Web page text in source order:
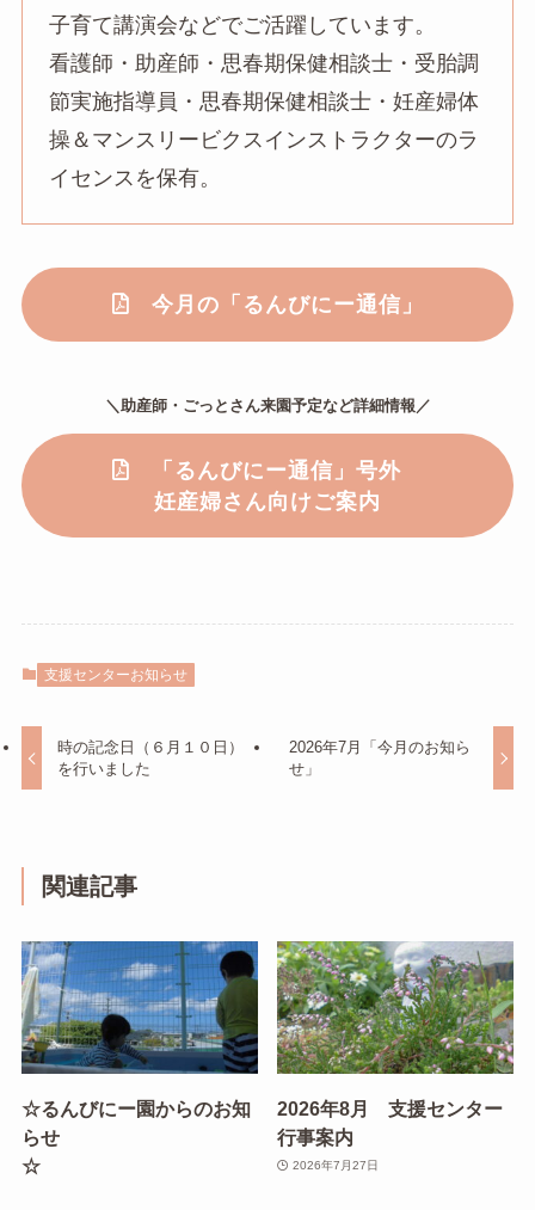
子育て講演会などでご活躍しています。
看護師・助産師・思春期保健相談士・受胎調
節実施指導員・思春期保健相談士・妊産婦体
操＆マンスリービクスインストラクターのラ
イセンスを保有。
今月の「るんびにー通信」
＼助産師・ごっとさん来園予定など詳細情報／
「るんびにー通信」号外
妊産婦さん向けご案内
支援センターお知らせ
時の記念日（６月１０日）
を行いました
2026年7月「今月のお知ら
せ」
関連記事
☆るんびにー園からのお知
らせ
☆
2026年8月 支援センター
行事案内
2026年7月27日